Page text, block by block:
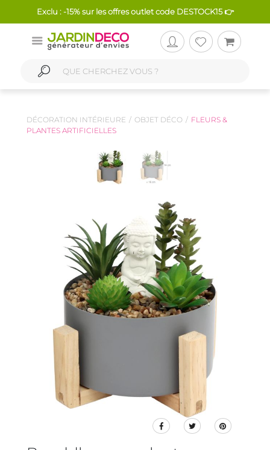
Exclu : -15% sur les offres outlet code DESTOCK15 👉
DÉCORATION INTÉRIEURE OBJET DÉCO
FLEURS &
PLANTES ARTIFICIELLES